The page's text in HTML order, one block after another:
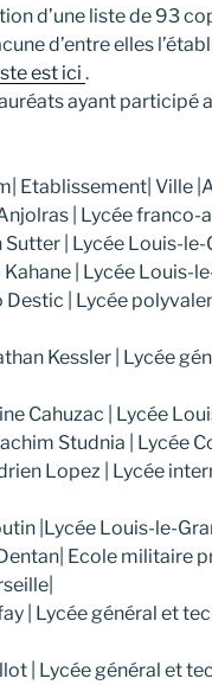
d’une liste de 93
d’entre elles
est ici .
ayant participé
Etablissement| Ville
| Lycée franco-
| Lycée Louis-le-
| Lycée Louis-
| Lycée
Kessler | Lycée
Cahuzac | Lycée
Studnia | Lycée
Lopez | Lycée
|Lycée Louis-le-
Ecole militaire
| Lycée général et
| Lycée général et